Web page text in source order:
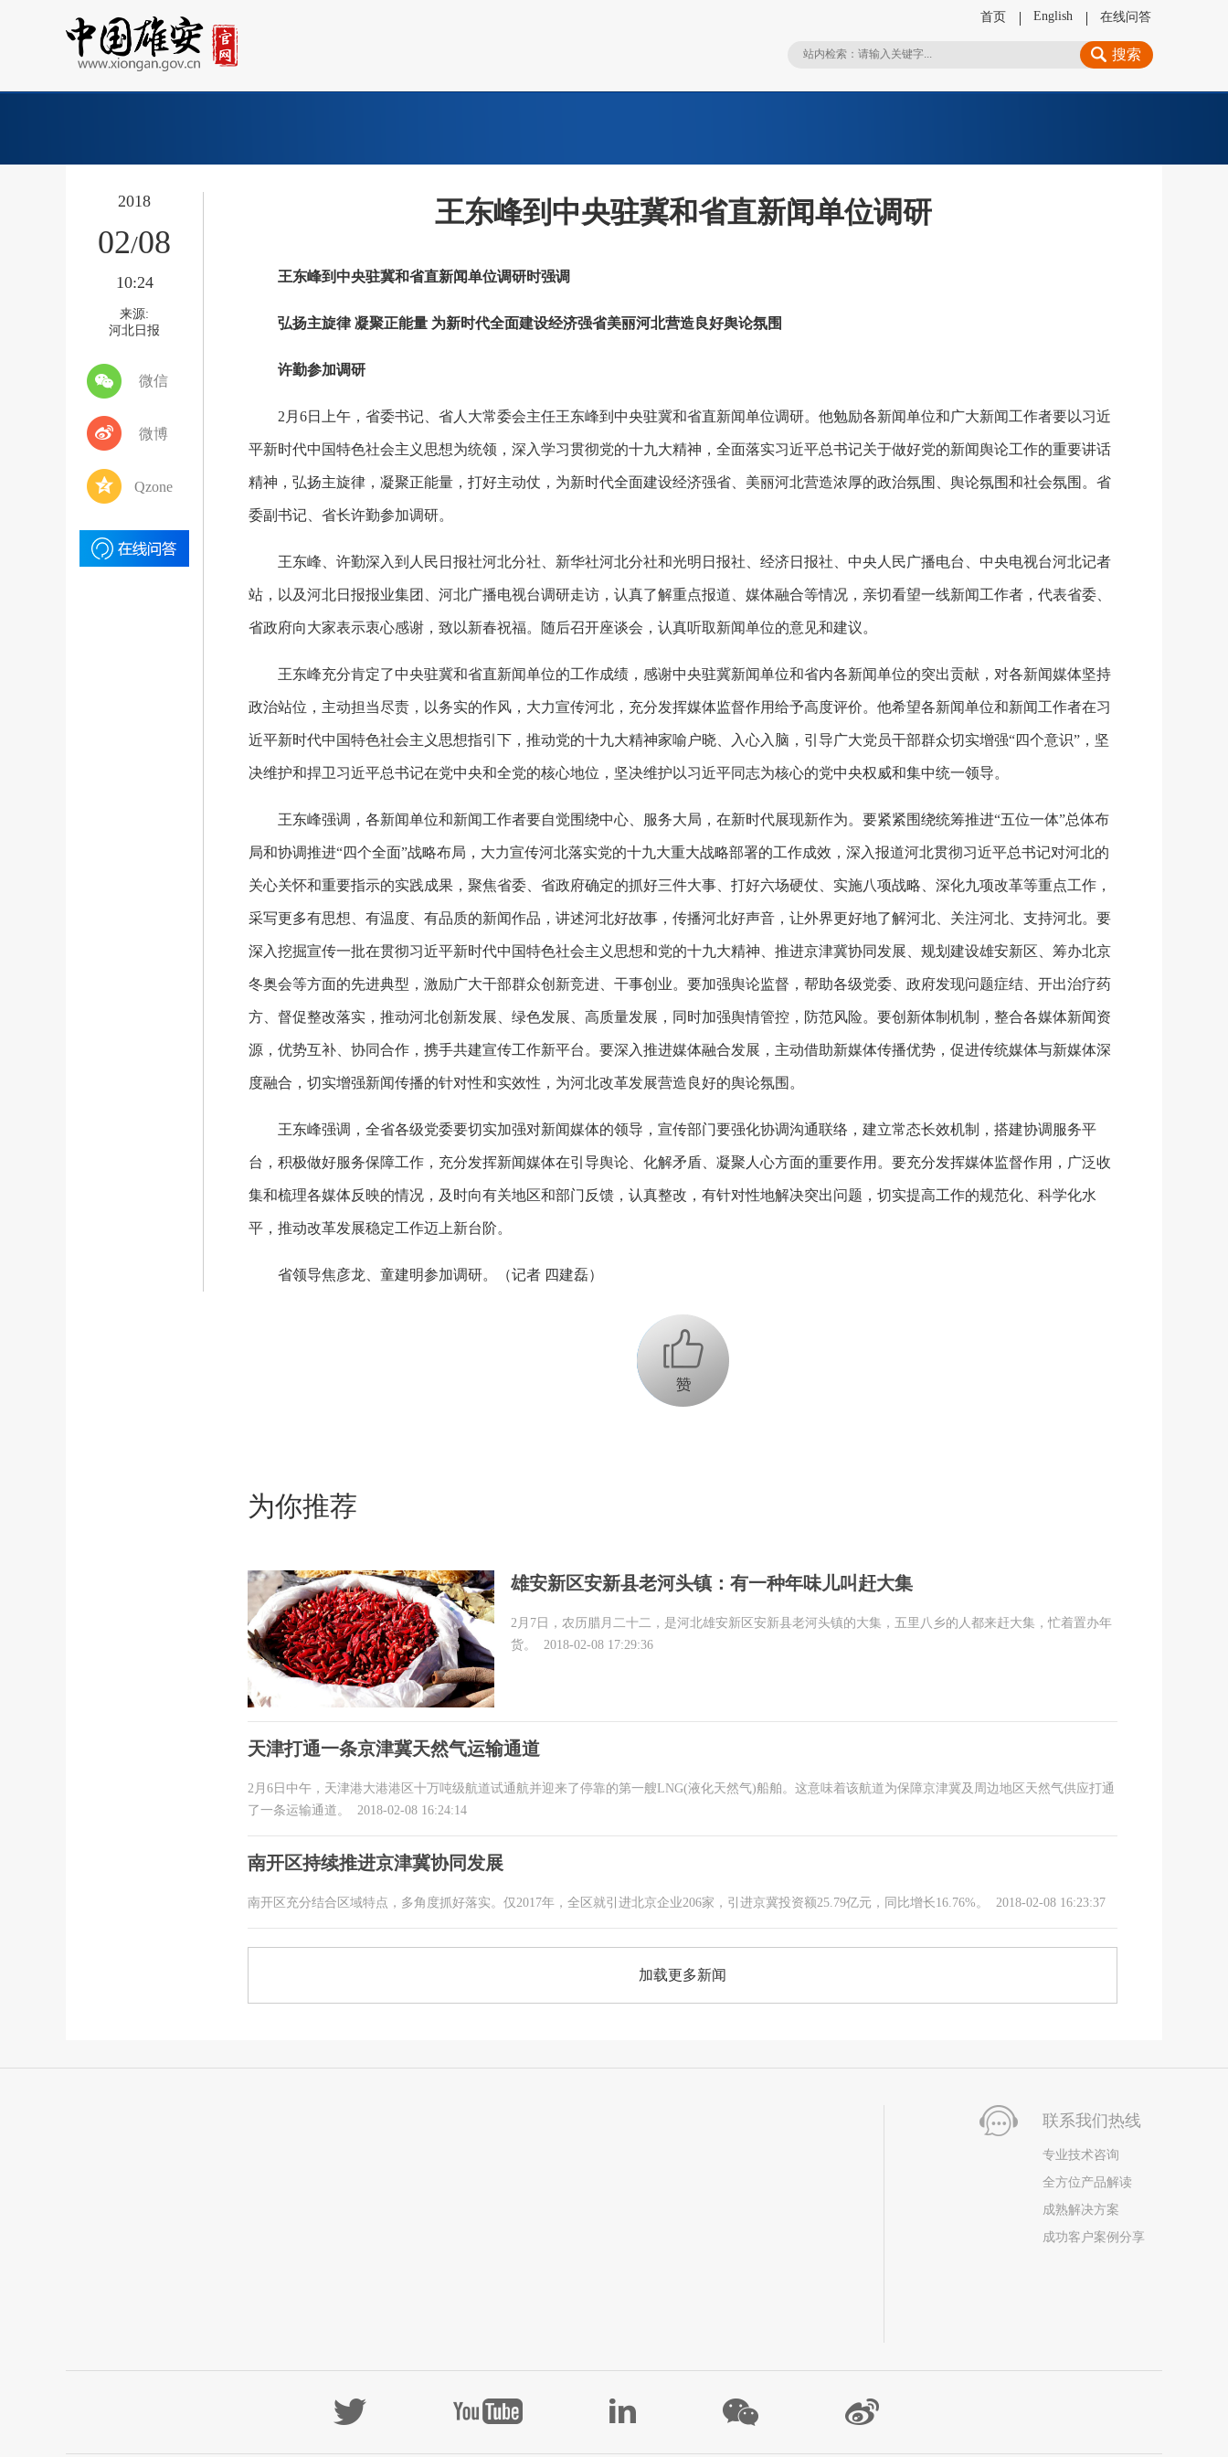
首页 English 在线问答
搜索
2018
02/08
10:24
来源:
河北日报
微信
微博
Qzone
王东峰到中央驻冀和省直新闻单位调研
王东峰到中央驻冀和省直新闻单位调研时强调
弘扬主旋律 凝聚正能量 为新时代全面建设经济强省美丽河北营造良好舆论氛围
许勤参加调研
2月6日上午，省委书记、省人大常委会主任王东峰到中央驻冀和省直新闻单位调研。他勉励各新闻单位和广大新闻工作者要以习近
平新时代中国特色社会主义思想为统领，深入学习贯彻党的十九大精神，全面落实习近平总书记关于做好党的新闻舆论工作的重要讲话
精神，弘扬主旋律，凝聚正能量，打好主动仗，为新时代全面建设经济强省、美丽河北营造浓厚的政治氛围、舆论氛围和社会氛围。省
委副书记、省长许勤参加调研。
王东峰、许勤深入到人民日报社河北分社、新华社河北分社和光明日报社、经济日报社、中央人民广播电台、中央电视台河北记者
站，以及河北日报报业集团、河北广播电视台调研走访，认真了解重点报道、媒体融合等情况，亲切看望一线新闻工作者，代表省委、
省政府向大家表示衷心感谢，致以新春祝福。随后召开座谈会，认真听取新闻单位的意见和建议。
王东峰充分肯定了中央驻冀和省直新闻单位的工作成绩，感谢中央驻冀新闻单位和省内各新闻单位的突出贡献，对各新闻媒体坚持
政治站位，主动担当尽责，以务实的作风，大力宣传河北，充分发挥媒体监督作用给予高度评价。他希望各新闻单位和新闻工作者在习
近平新时代中国特色社会主义思想指引下，推动党的十九大精神家喻户晓、入心入脑，引导广大党员干部群众切实增强“四个意识”，坚
决维护和捍卫习近平总书记在党中央和全党的核心地位，坚决维护以习近平同志为核心的党中央权威和集中统一领导。
王东峰强调，各新闻单位和新闻工作者要自觉围绕中心、服务大局，在新时代展现新作为。要紧紧围绕统筹推进“五位一体”总体布
局和协调推进“四个全面”战略布局，大力宣传河北落实党的十九大重大战略部署的工作成效，深入报道河北贯彻习近平总书记对河北的
关心关怀和重要指示的实践成果，聚焦省委、省政府确定的抓好三件大事、打好六场硬仗、实施八项战略、深化九项改革等重点工作，
采写更多有思想、有温度、有品质的新闻作品，讲述河北好故事，传播河北好声音，让外界更好地了解河北、关注河北、支持河北。要
深入挖掘宣传一批在贯彻习近平新时代中国特色社会主义思想和党的十九大精神、推进京津冀协同发展、规划建设雄安新区、筹办北京
冬奥会等方面的先进典型，激励广大干部群众创新竞进、干事创业。要加强舆论监督，帮助各级党委、政府发现问题症结、开出治疗药
方、督促整改落实，推动河北创新发展、绿色发展、高质量发展，同时加强舆情管控，防范风险。要创新体制机制，整合各媒体新闻资
源，优势互补、协同合作，携手共建宣传工作新平台。要深入推进媒体融合发展，主动借助新媒体传播优势，促进传统媒体与新媒体深
度融合，切实增强新闻传播的针对性和实效性，为河北改革发展营造良好的舆论氛围。
王东峰强调，全省各级党委要切实加强对新闻媒体的领导，宣传部门要强化协调沟通联络，建立常态长效机制，搭建协调服务平
台，积极做好服务保障工作，充分发挥新闻媒体在引导舆论、化解矛盾、凝聚人心方面的重要作用。要充分发挥媒体监督作用，广泛收
集和梳理各媒体反映的情况，及时向有关地区和部门反馈，认真整改，有针对性地解决突出问题，切实提高工作的规范化、科学化水
平，推动改革发展稳定工作迈上新台阶。
省领导焦彦龙、童建明参加调研。（记者 四建磊）
+1
为你推荐
雄安新区安新县老河头镇：有一种年味儿叫赶大集
2月7日，农历腊月二十二，是河北雄安新区安新县老河头镇的大集，五里八乡的人都来赶大集，忙着置办年
货。
2018-02-08 17:29:36
天津打通一条京津冀天然气运输通道
2月6日中午，天津港大港港区十万吨级航道试通航并迎来了停靠的第一艘LNG(液化天然气)船舶。这意味着该航道为保障京津冀及周边地区天然气供应打通
了一条运输通道。
2018-02-08 16:24:14
南开区持续推进京津冀协同发展
南开区充分结合区域特点，多角度抓好落实。仅2017年，全区就引进北京企业206家，引进京冀投资额25.79亿元，同比增长16.76%。 2018-02-08 16:23:37
加载更多新闻
联系我们热线
专业技术咨询
全方位产品解读
成熟解决方案
成功客户案例分享